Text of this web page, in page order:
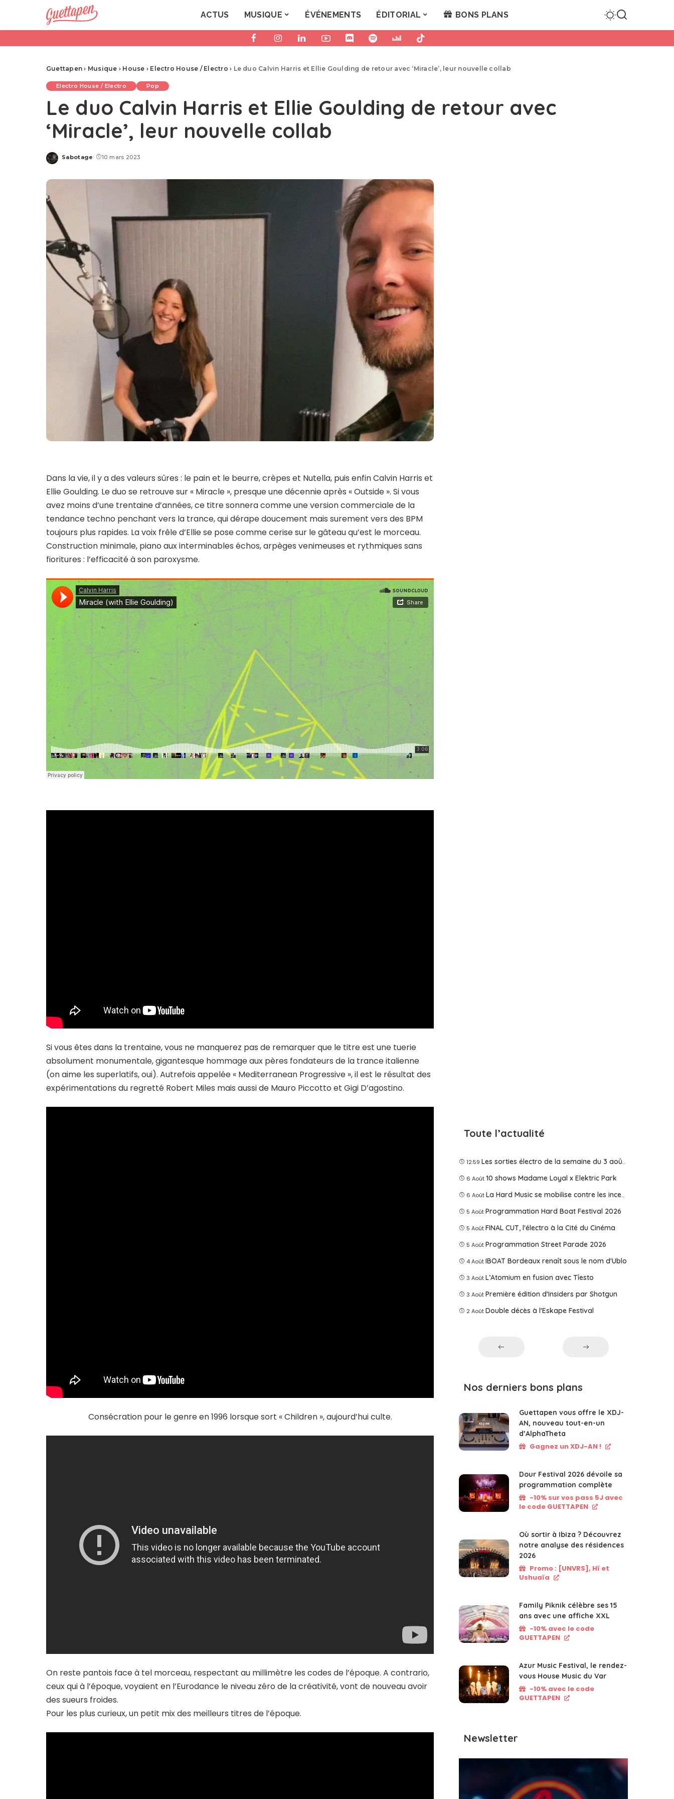
ACTUS MUSIQUE ÉVÉNEMENTS ÉDITORIAL BONS PLANS
Guettapen › Musique › House › Electro House / Electro › Le duo Calvin Harris et Ellie Goulding de retour avec ‘Miracle’, leur nouvelle collab
Electro House / Electro Pop
Le duo Calvin Harris et Ellie Goulding de retour avec
‘Miracle’, leur nouvelle collab
Posted
Sabotage 10 mars 2023
Dans la vie, il y a des valeurs sûres : le pain et le beurre, crèpes et Nutella, puis enfin Calvin Harris et
Ellie Goulding. Le duo se retrouve sur « Miracle », presque une décennie après « Outside ». Si vous
avez moins d’une trentaine d’années, ce titre sonnera comme une version commerciale de la
tendance techno penchant vers la trance, qui dérape doucement mais surement vers des BPM
toujours plus rapides. La voix frêle d’Ellie se pose comme cerise sur le gâteau qu’est le morceau.
Construction minimale, piano aux interminables échos, arpèges venimeuses et rythmiques sans
fioritures : l’efficacité à son paroxysme.
Si vous êtes dans la trentaine, vous ne manquerez pas de remarquer que le titre est une tuerie
absolument monumentale, gigantesque hommage aux pères fondateurs de la trance italienne
(on aime les superlatifs, oui). Autrefois appelée « Mediterranean Progressive », il est le résultat des
expérimentations du regretté Robert Miles mais aussi de Mauro Piccotto et Gigi D’agostino.
Consécration pour le genre en 1996 lorsque sort « Children », aujourd’hui culte.
On reste pantois face à tel morceau, respectant au millimètre les codes de l’époque. A contrario,
ceux qui à l’époque, voyaient en l’Eurodance le niveau zéro de la créativité, vont de nouveau avoir
des sueurs froides.
Pour les plus curieux, un petit mix des meilleurs titres de l’époque.
Toute l’actualité
12:59 Les sorties électro de la semaine du 3 août 2026
6 Août 10 shows Madame Loyal x Elektric Park
6 Août La Hard Music se mobilise contre les incendies
5 Août Programmation Hard Boat Festival 2026
5 Août FINAL CUT, l'électro à la Cité du Cinéma
5 Août Programmation Street Parade 2026
4 Août IBOAT Bordeaux renaît sous le nom d'Ublo
3 Août L’Atomium en fusion avec Tîesto
3 Août Première édition d'Insiders par Shotgun
2 Août Double décès à l'Eskape Festival
Nos derniers bons plans
Guettapen vous offre le XDJ-
AN, nouveau tout-en-un
d’AlphaTheta
Gagnez un XDJ-AN !
Dour Festival 2026 dévoile sa
programmation complète
-10% sur vos pass 5J avec
le code GUETTAPEN
Où sortir à Ibiza ? Découvrez
notre analyse des résidences
2026
Promo : [UNVRS], Hï et
Ushuaïa
Family Piknik célèbre ses 15
ans avec une affiche XXL
-10% avec le code
GUETTAPEN
Azur Music Festival, le rendez-
vous House Music du Var
-10% avec le code
GUETTAPEN
Newsletter